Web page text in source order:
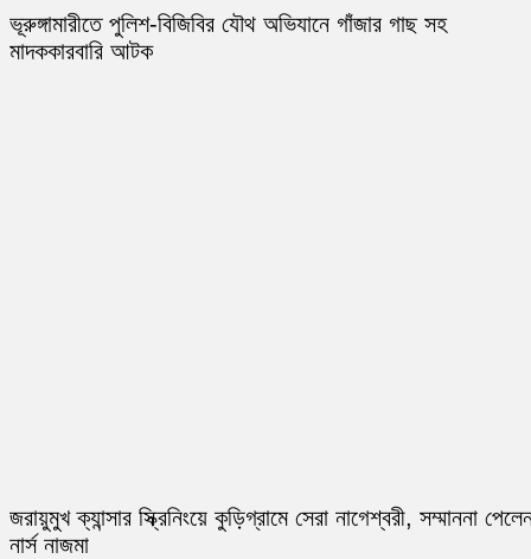
ভূরুঙ্গামারীতে পুলিশ-বিজিবির যৌথ অভিযানে গাঁজার গাছ সহ
মাদককারবারি আটক
জরায়ুমুখ ক্যান্সার স্ক্রিনিংয়ে কুড়িগ্রামে সেরা নাগেশ্বরী, সম্মাননা
নার্স নাজমা